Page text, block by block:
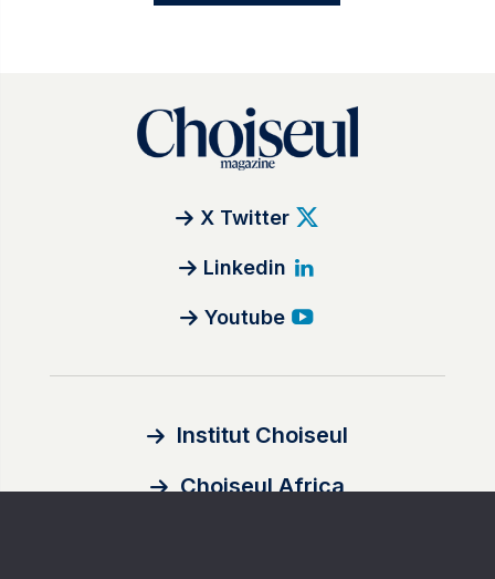
X Twitter
Linkedin
Youtube
Institut Choiseul
Choiseul Africa